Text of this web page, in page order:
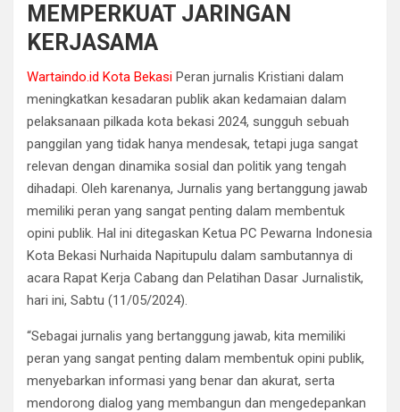
MEMPERKUAT JARINGAN
KERJASAMA
Wartaindo.id Kota Bekasi Peran jurnalis Kristiani dalam
meningkatkan kesadaran publik akan kedamaian dalam
pelaksanaan pilkada kota bekasi 2024, sungguh sebuah
panggilan yang tidak hanya mendesak, tetapi juga sangat
relevan dengan dinamika sosial dan politik yang tengah
dihadapi. Oleh karenanya, Jurnalis yang bertanggung jawab
memiliki peran yang sangat penting dalam membentuk
opini publik. Hal ini ditegaskan Ketua PC Pewarna Indonesia
Kota Bekasi Nurhaida Napitupulu dalam sambutannya di
acara Rapat Kerja Cabang dan Pelatihan Dasar Jurnalistik,
hari ini, Sabtu (11/05/2024).
“Sebagai jurnalis yang bertanggung jawab, kita memiliki
peran yang sangat penting dalam membentuk opini publik,
menyebarkan informasi yang benar dan akurat, serta
mendorong dialog yang membangun dan mengedepankan